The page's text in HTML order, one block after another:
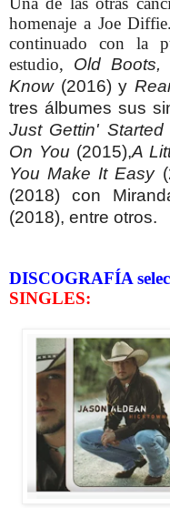
homenaje a Joe
continuado con la
estudio, Old Boots,
Know(2016) y
tres álbumes sus
Just Gettin' Started
On You (2015),A
You Make It Easy
(2018) con
(2018), entre otros.
DISCOGRAFÍA
SINGLES: